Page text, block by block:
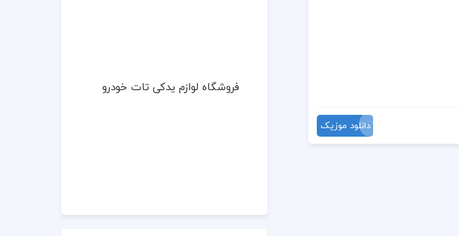
دانلود موزیک
فروشگاه لوازم یدکی تات خودرو